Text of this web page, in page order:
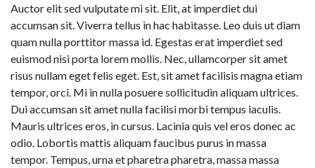
Auctor elit sed vulputate mi sit. Elit, at imperdiet dui
accumsan sit. Viverra tellus in hac habitasse. Leo duis ut diam
quam nulla porttitor massa id. Egestas erat imperdiet sed
euismod nisi porta lorem mollis. Nec, ullamcorper sit amet
risus nullam eget felis eget. Est, sit amet facilisis magna etiam
tempor, orci. Mi in nulla posuere sollicitudin aliquam ultrices.
Dui accumsan sit amet nulla facilisi morbi tempus iaculis.
Mauris ultrices eros, in cursus. Lacinia quis vel eros donec ac
odio. Lobortis mattis aliquam faucibus purus in massa
tempor. Tempus, urna et pharetra pharetra, massa massa